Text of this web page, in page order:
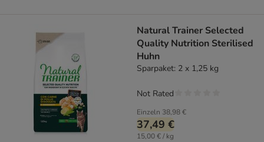
Natural Trainer Selected
Quality Nutrition Sterilised
Huhn
Sparpaket: 2 x 1,25 kg
Einzeln 38,98 €
37,49 €
15,00 € / kg
Not Rated